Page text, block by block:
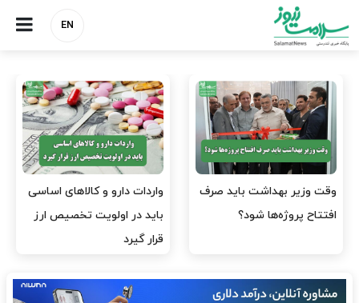
EN
وقت وزیر بهداشت باید صرف
افتتاح پروژه‌ها شود؟
واردات دارو و کالاهای اساسی
باید در اولویت تخصیص ارز
قرار گیرد